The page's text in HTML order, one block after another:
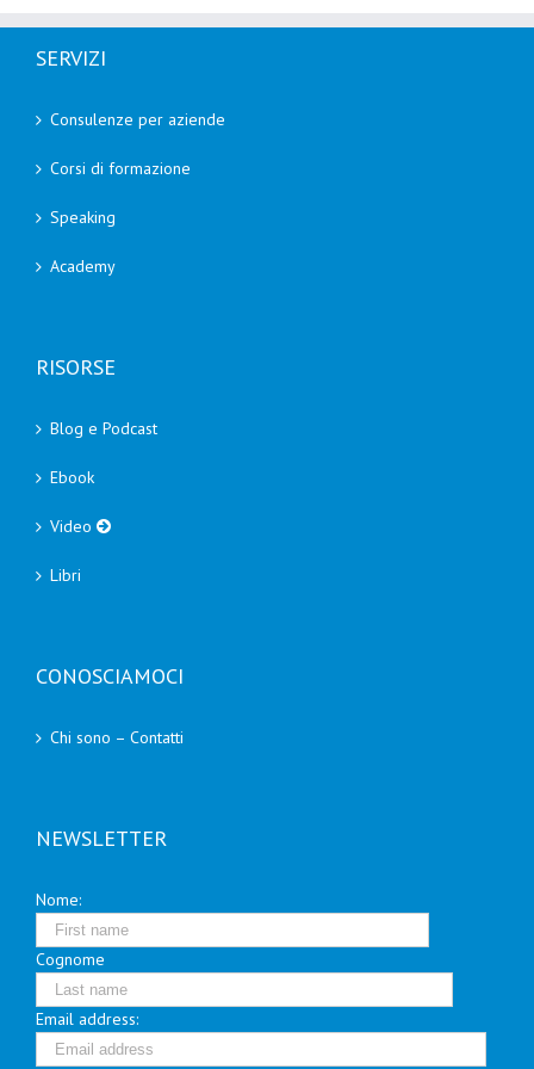
SERVIZI
Consulenze per aziende
Corsi di formazione
Speaking
Academy
RISORSE
Blog e Podcast
Ebook
Video
Libri
CONOSCIAMOCI
Chi sono – Contatti
NEWSLETTER
Nome:
Cognome
Email address: